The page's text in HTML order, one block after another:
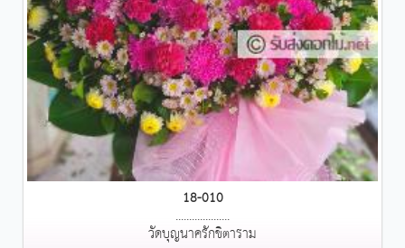
18-010
....................
วัดบุญนาครักขิตาราม